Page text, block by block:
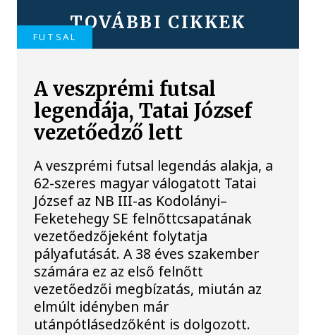
TOVÁBBI CIKKEK
FUTSAL
A veszprémi futsal
legendája, Tatai József
vezetőedző lett
A veszprémi futsal legendás alakja, a
62-szeres magyar válogatott Tatai
József az NB III-as Kodolányi–
Feketehegy SE felnőttcsapatának
vezetőedzőjeként folytatja
pályafutását. A 38 éves szakember
számára ez az első felnőtt
vezetőedzői megbízatás, miután az
elmúlt idényben már
utánpótlásedzőként is dolgozott.